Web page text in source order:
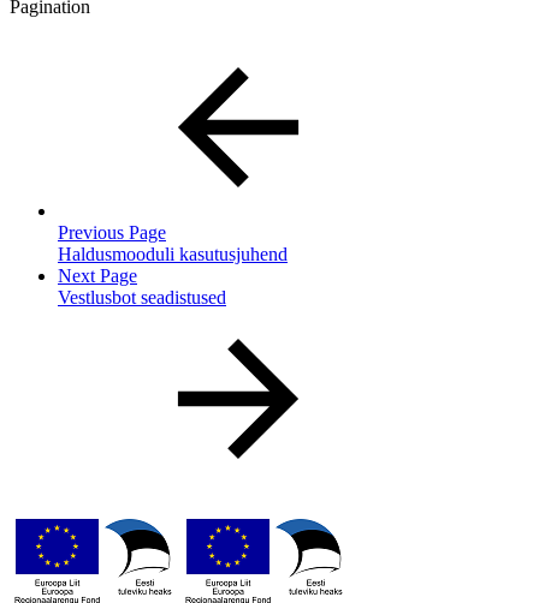
Pagination
Previous Page
Haldusmooduli kasutusjuhend
Next Page
Vestlusbot seadistused